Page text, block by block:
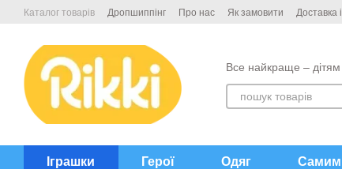
Перейти до основного контенту
Каталог товарів Дропшиппінг Про нас Як замовити Доставка
Все найкраще – дітям
Іграшки Герої Одяг Самим